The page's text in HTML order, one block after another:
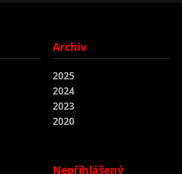
Archiv
2025
2024
2023
2020
Nepřihlášený